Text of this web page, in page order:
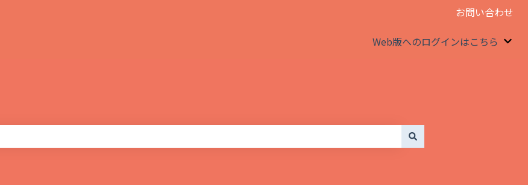
お問い合わせ
Web版へのログインはこちら